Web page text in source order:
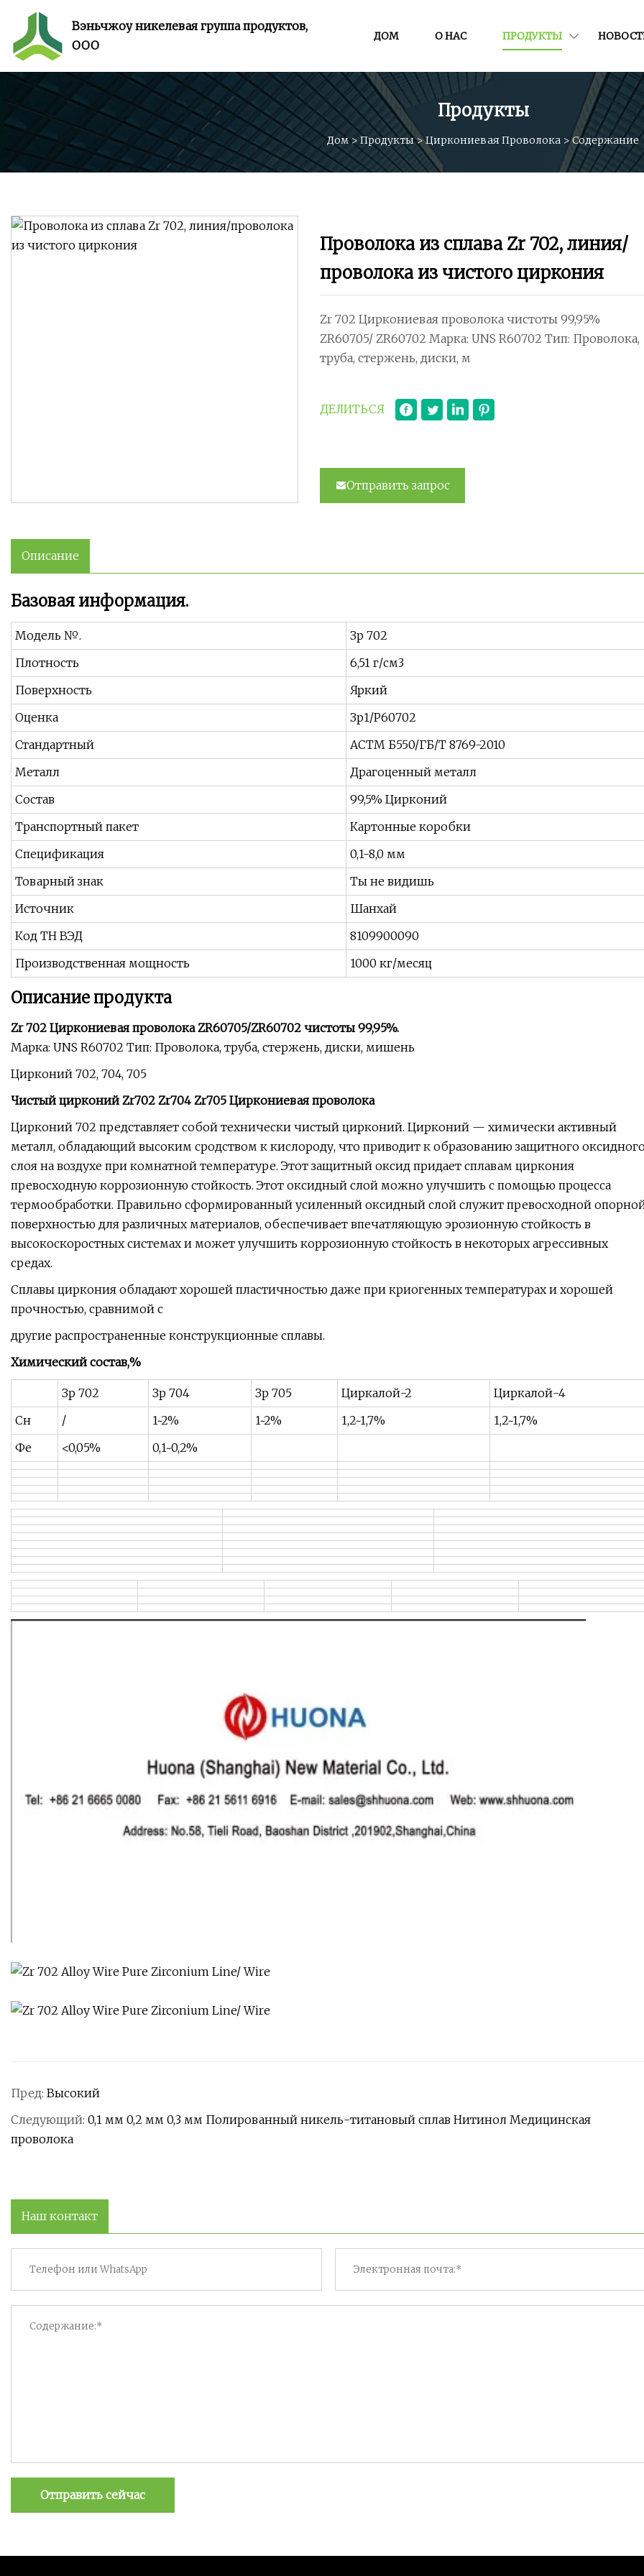
Вэньчжоу никелевая группа продуктов,
ООО
ДОМ О НАС ПРОДУКТЫ
Продукты
Дом> Продукты>Циркониевая Проволока >Содержание
Проволока из сплава Zr 702, линия/
проволока из чистого циркония
Zr 702 Циркониевая проволока чистоты 99,95%
ZR60705/ ZR60702 Марка: UNS R60702 Тип: Проволока,
труба, стержень, диски, м
ДЕЛИТЬСЯ
Отправить запрос
Описание
Базовая информация.
Модель №.
Зр 702
Плотность
6,51 г/см3
Поверхность
Яркий
Оценка
Зр1/Р60702
Стандартный
АСТМ Б550/ГБ/Т 8769-2010
Металл
Драгоценный металл
Состав
99,5% Цирконий
Транспортный пакет
Картонные коробки
Спецификация
0,1-8,0 мм
Товарный знак
Ты не видишь
Источник
Шанхай
Код ТН ВЭД
8109900090
Производственная мощность
1000 кг/месяц
Описание продукта
Zr 702 Циркониевая проволока ZR60705/ZR60702 чистоты 99,95%.
Марка: UNS R60702 Тип: Проволока, труба, стержень, диски, мишень
Цирконий 702, 704, 705
Чистый цирконий Zr702 Zr704 Zr705 Циркониевая проволока
Цирконий 702 представляет собой технически чистый цирконий. Цирконий — химически активный
металл, обладающий высоким сродством к кислороду, что приводит к образованию защитного
слоя на воздухе при комнатной температуре. Этот защитный оксид придает сплавам циркония
превосходную коррозионную стойкость. Этот оксидный слой можно улучшить с помощью процесса
термообработки. Правильно сформированный усиленный оксидный слой служит превосходной
поверхностью для различных материалов, обеспечивает впечатляющую эрозионную стойкость в
высокоскоростных системах и может улучшить коррозионную стойкость в некоторых агрессивных
средах.
Сплавы циркония обладают хорошей пластичностью даже при криогенных температурах и хорошей
прочностью, сравнимой с
другие распространенные конструкционные сплавы.
Химический состав,%
Зр 702 Зр 704 Зр 705 Циркалой-2
Циркалой-4
Сн
/ 1~2% 1~2% 1,2~1,7%
1,2~1,7%
Фе
<0,05% 0,1~0,2%
Пред: Высокий
Следующий: 0,1 мм 0,2 мм 0,3 мм Полированный никель-титановый сплав Нитинол Медицинская
проволока
Наш контакт
Отправить сейчас